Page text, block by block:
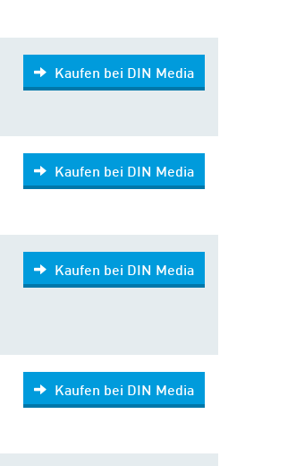
Kaufen bei DIN Media
Kaufen bei DIN Media
Kaufen bei DIN Media
Kaufen bei DIN Media